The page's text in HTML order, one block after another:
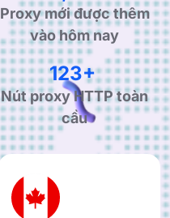
Proxy mới được thêm
vào hôm nay
190+
Nút proxy HTTP toàn